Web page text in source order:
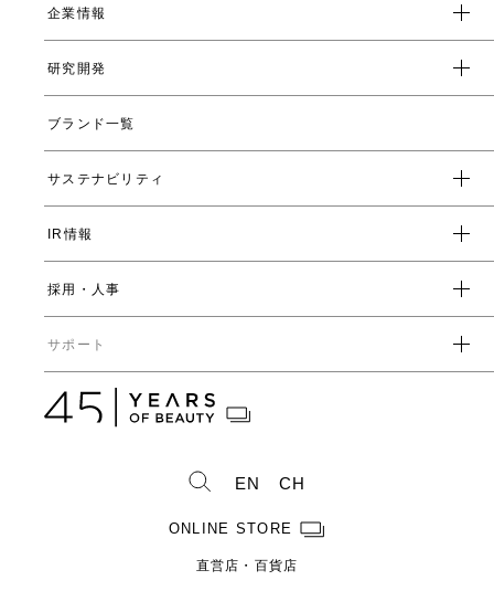
企業スローガン
クレド
企業情報
トップメッセージ
会社概要
数字で見るヤーマン
受賞一覧
直営店・百貨店
研究開発
ヤーマンの研究開発とは
ヤーマンの技術
開発ストーリー
ブランド一覧
サステナビリティ
環境
社会
IR情報
経営方針
コーポレートガバナンス
ディスクロージャーポリシー
IRライブラリ一覧
株式情報
株式概要
採用・人事
人事からのメッセージ
数字で見るヤーマン
製品ができるまで
サポート
カタログ・取扱説明書
EN CH
ONLINE STORE
直営店・百貨店